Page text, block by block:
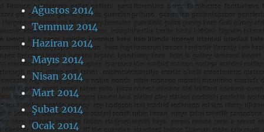
Ağustos 2014
Temmuz 2014
Haziran 2014
Mayıs 2014
Nisan 2014
Mart 2014
Şubat 2014
Ocak 2014